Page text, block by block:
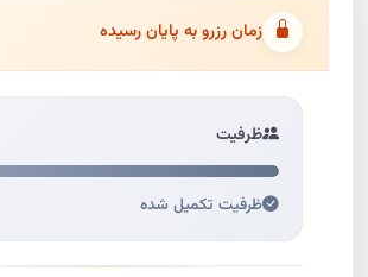
زمان رزرو به پایان رسیده
ظرفیت
ظرفیت تکمیل شده